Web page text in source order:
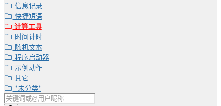
信息记录
快捷短语
计算工具
时间计时
随机文本
程序启动器
示例动作
其它
*未分类*